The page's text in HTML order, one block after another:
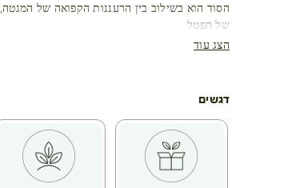
הסוד הוא בשילוב בין הרעננות הקפואה של המנטה,
של הפטל
הצג עוד
דגשים